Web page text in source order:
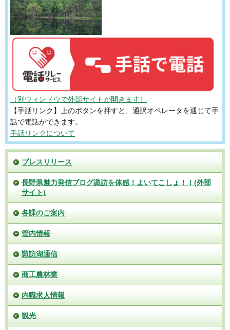
（別ウィンドウで外部サイトが開きます）
【手話リンク】上のボタンを押すと、通訳オペレータを通じて手
話で電話ができます。
手話リンクについて
プレスリリース
長野県魅力発信ブログ諏訪を体感！よいてこしょ！！(外部
サイト)
各課のご案内
管内情報
諏訪湖通信
商工農林業
内職求人情報
観光